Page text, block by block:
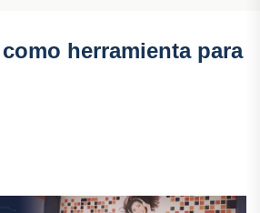
herramienta para